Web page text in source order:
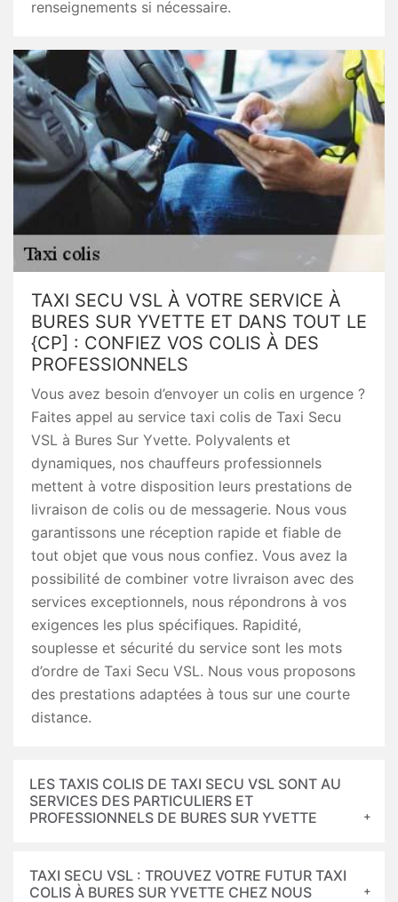
renseignements si nécessaire.
TAXI SECU VSL À VOTRE SERVICE À
BURES SUR YVETTE ET DANS TOUT LE
{CP] : CONFIEZ VOS COLIS À DES
PROFESSIONNELS
Vous avez besoin d’envoyer un colis en urgence ?
Faites appel au service taxi colis de Taxi Secu
VSL à Bures Sur Yvette. Polyvalents et
dynamiques, nos chauffeurs professionnels
mettent à votre disposition leurs prestations de
livraison de colis ou de messagerie. Nous vous
garantissons une réception rapide et fiable de
tout objet que vous nous confiez. Vous avez la
possibilité de combiner votre livraison avec des
services exceptionnels, nous répondrons à vos
exigences les plus spécifiques. Rapidité,
souplesse et sécurité du service sont les mots
d’ordre de Taxi Secu VSL. Nous vous proposons
des prestations adaptées à tous sur une courte
distance.
LES TAXIS COLIS DE TAXI SECU VSL SONT AU
SERVICES DES PARTICULIERS ET
PROFESSIONNELS DE BURES SUR YVETTE
TAXI SECU VSL : TROUVEZ VOTRE FUTUR TAXI
COLIS À BURES SUR YVETTE CHEZ NOUS